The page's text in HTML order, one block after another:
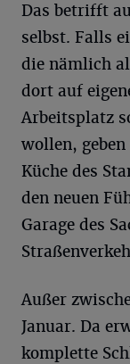
Das betrifft
selbst. Falls
die nämlich
dort auf
Arbeitsplatz
wollen,
Küche des
den neuen
Garage des
Außer
Januar. Da
komplette